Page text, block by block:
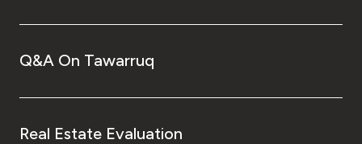
Q&A On Tawarruq
Real Estate Evaluation